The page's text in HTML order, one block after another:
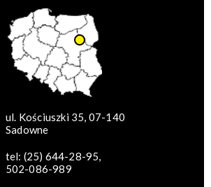
ul. Kościuszki 35, 07-140
Sadowne
tel: (25) 644-28-95,
502-086-989